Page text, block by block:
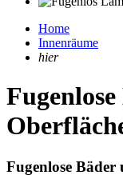
Home
Innenräume
hier
Fugenlose Bäder